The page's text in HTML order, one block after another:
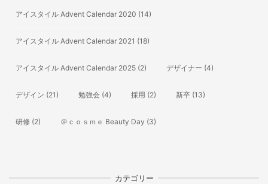
アイスタイル Advent Calendar 2020 (14)
アイスタイル Advent Calendar 2021 (18)
アイスタイル Advent Calendar 2025 (2) デザイナー (4)
デザイン (21) 勉強会 (4) 採用 (2) 新卒 (13)
研修 (2) ＠ｃｏｓｍｅ Beauty Day (3)
カテゴリー